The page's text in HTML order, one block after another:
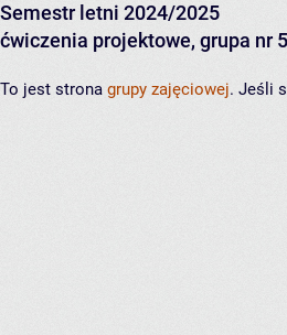
Semestr letni 2024/2025
ćwiczenia projektowe, grupa nr 5
To jest strona grupy zajęciowej. Jeśli